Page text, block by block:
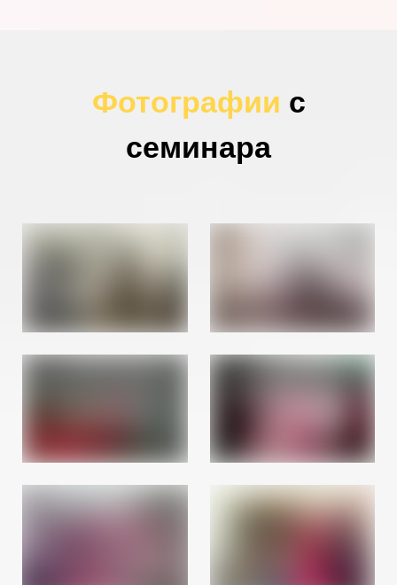
Фотографии с
семинара